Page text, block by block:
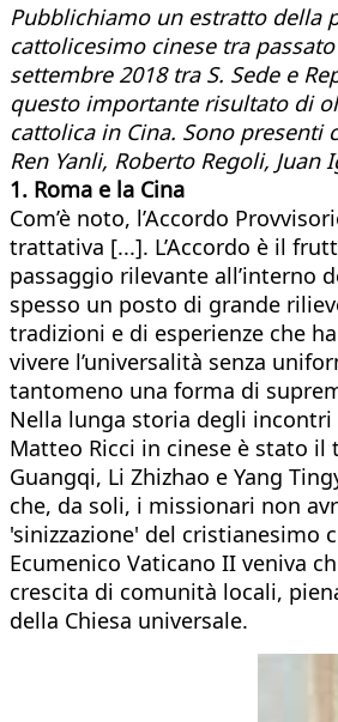
Pubblichiamo un estratto della
cattolicesimo cinese tra
settembre 2018 tra S. Sede e
questo importante risultato di
cattolica in Cina. Sono
Ren Yanli, Roberto Regoli,
1. Roma e la Cina
Com’è noto, l’Accordo
trattativa [...]. L’Accordo è il
passaggio rilevante all’interno
spesso un posto di grande
tradizioni e di esperienze che
vivere l’universalità senza
tantomeno una forma di
Nella lunga storia degli
Matteo Ricci in cinese è stato il
Guangqi, Li Zhizhao e Yang
che, da soli, i missionari non
'sinizzazione' del cristianesimo
Ecumenico Vaticano II veniva
crescita di comunità locali,
della Chiesa universale.